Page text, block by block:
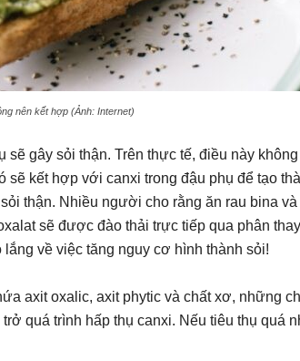
nên kết hợp (Ảnh: Internet)
gây sỏi thận. Trên thực tế, điều này không
kết hợp với canxi trong đậu phụ để tạo
thận. Nhiều người cho rằng ăn rau bina và
sẽ được đào thải trực tiếp qua phân
về việc tăng nguy cơ hình thành sỏi!
axit oxalic, axit phytic và chất xơ, những
quá trình hấp thụ canxi. Nếu tiêu thụ quá